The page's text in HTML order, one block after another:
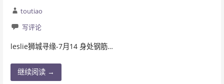
toutiao
写评论
leslie狮城寻缘-7月14 身处钢筋…
继续阅读 →